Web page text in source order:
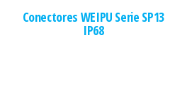
Conectores WEIPU Serie SP13
IP68